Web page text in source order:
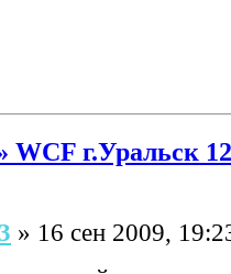
г.Уральск
» 16 сен 2009,